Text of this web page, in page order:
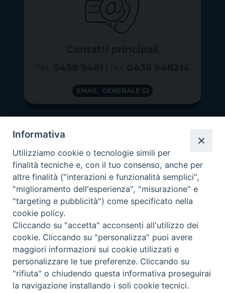
EMAIL GENERALE
GRAZIE PER IL TUO AIUTO
Insieme per la Diocesi
Copyright 2026 ©Diocesi di Vittorio Veneto-Privacy
Policy
Informativa
Utilizziamo cookie o tecnologie simili per
finalità tecniche e, con il tuo consenso, anche per
altre finalità ("interazioni e funzionalità semplici",
"miglioramento dell'esperienza", "misurazione" e
"targeting e pubblicità") come specificato nella
cookie policy.
Cliccando su "accetta" acconsenti all'utilizzo dei
cookie. Cliccando su "personalizza" puoi avere
maggiori informazioni sui cookie utilizzati e
personalizzare le tue preferenze. Cliccando su
"rifiuta" o chiudendo questa informativa proseguirai
la navigazione installando i soli cookie tecnici.